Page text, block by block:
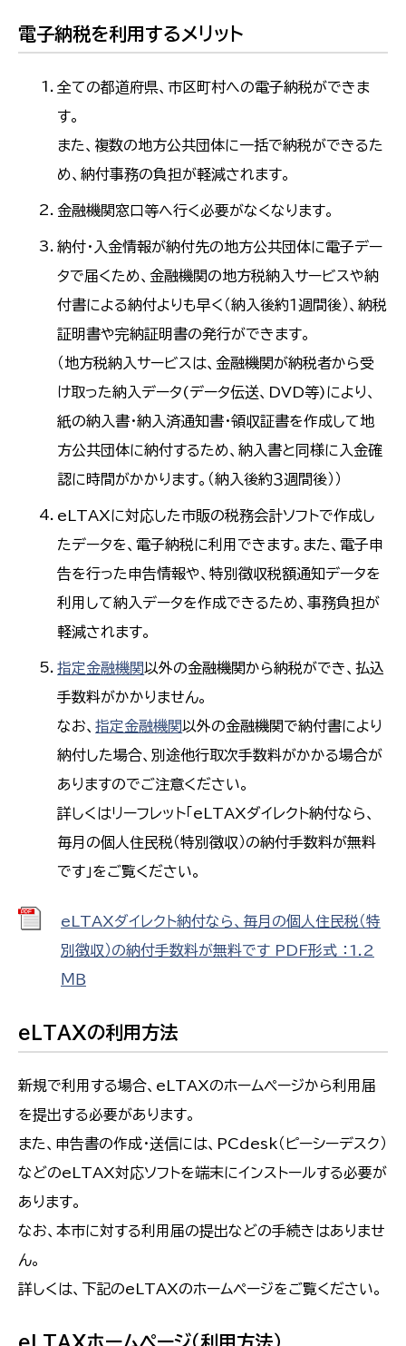
電子納税を利用するメリット
全ての都道府県、市区町村への電子納税ができま
す。
また、複数の地方公共団体に一括で納税ができるた
め、納付事務の負担が軽減されます。
金融機関窓口等へ行く必要がなくなります。
納付・入金情報が納付先の地方公共団体に電子デー
タで届くため、金融機関の地方税納入サービスや納
付書による納付よりも早く（納入後約１週間後）、納税
証明書や完納証明書の発行ができます。
（地方税納入サービスは、金融機関が納税者から受
け取った納入データ(データ伝送、DVD等)により、
紙の納入書・納入済通知書・領収証書を作成して地
方公共団体に納付するため、納入書と同様に入金確
認に時間がかかります。（納入後約３週間後））
eLTAXに対応した市販の税務会計ソフトで作成し
たデータを、電子納税に利用できます。また、電子申
告を行った申告情報や、特別徴収税額通知データを
利用して納入データを作成できるため、事務負担が
軽減されます。
指定金融機関以外の金融機関から納税ができ、払込
手数料がかかりません。
なお、指定金融機関以外の金融機関で納付書により
納付した場合、別途他行取次手数料がかかる場合が
ありますのでご注意ください。
詳しくはリーフレット「eLTAXダイレクト納付なら、
毎月の個人住民税（特別徴収）の納付手数料が無料
です」をご覧ください。
eLTAXダイレクト納付なら、毎月の個人住民税（特
別徴収）の納付手数料が無料です PDF形式 ：1.2
ＭＢ
eLTAXの利用方法
新規で利用する場合、 eLTAXのホームページから利用届
を提出する必要があります。
また、申告書の作成・送信には、PCdesk（ピーシーデスク）
などのeLTAX対応ソフトを端末にインストールする必要が
あります。
なお、本市に対する利用届の提出などの手続きはありませ
ん。
詳しくは、下記のeLTAXのホームページをご覧ください。
eLTAXホームページ（利用方法）